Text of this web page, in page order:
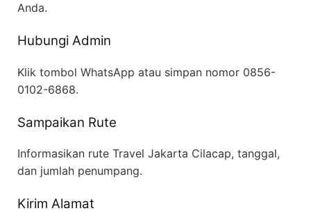
Anda.
Hubungi Admin
Klik tombol WhatsApp atau simpan nomor 0856-
0102-6868.
Sampaikan Rute
Informasikan rute Travel Jakarta Cilacap, tanggal,
dan jumlah penumpang.
Kirim Alamat